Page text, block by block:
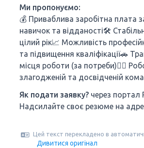
Ми пропонуємо:
💰 Приваблива заробітна плата
навичок та відданості🛠
цілий рік📈 Можливість
та підвищення кваліфікації🚗
місця роботи (за потреби)👷‍♂️
злагодженій та досвідченій
Як подати заявку? через портал
Надсилайте своє резюме на
Цей текст перекладено в
Дивитися оригінал